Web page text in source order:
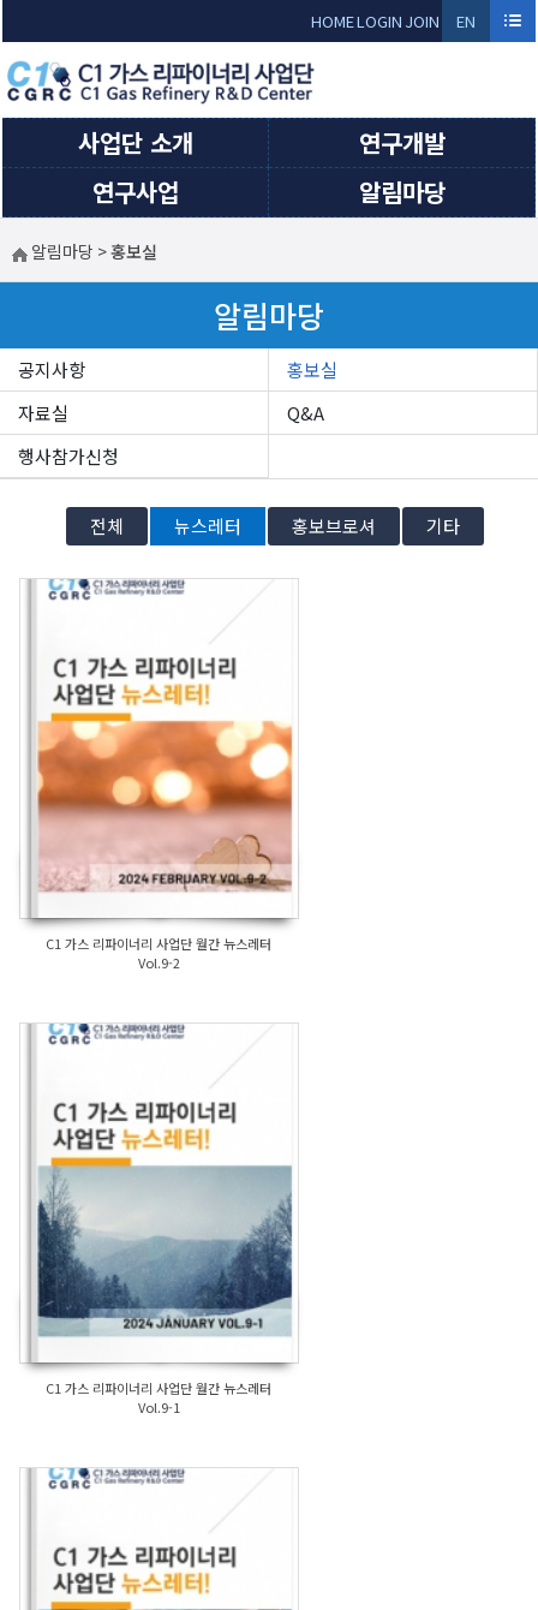
HOMELOGIN JOIN
EN
사업단 소개
연구개발
연구사업
알림마당
알림마당 >홍보실
알림마당
공지사항
홍보실
자료실
Q&A
행사참가신청
전체 뉴스레터 홍보브로셔 기타
C1 가스 리파이너리 사업단 월간 뉴스레터
Vol.9-2
C1 가스 리파이너리 사업단 월간 뉴스레터
Vol.9-1